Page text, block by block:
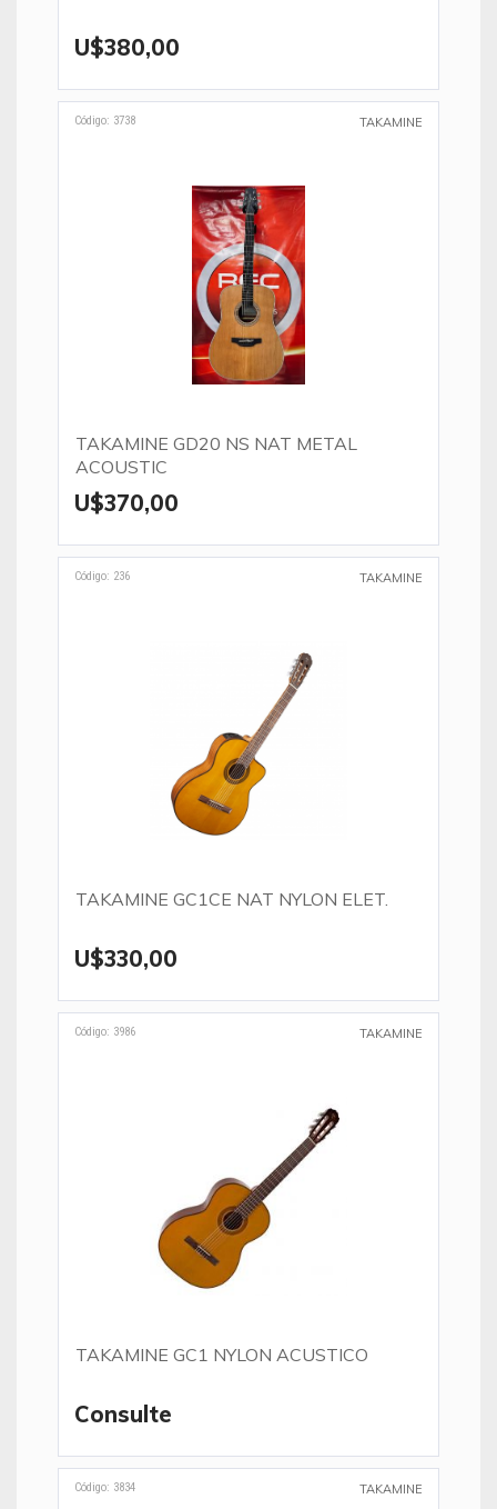
U$380,00
Código: 3738 TAKAMINE
TAKAMINE GD20 NS NAT METAL
ACOUSTIC
U$370,00
Código: 236 TAKAMINE
TAKAMINE GC1CE NAT NYLON ELET.
U$330,00
Código: 3986 TAKAMINE
TAKAMINE GC1 NYLON ACUSTICO
Consulte
Código: 3834 TAKAMINE